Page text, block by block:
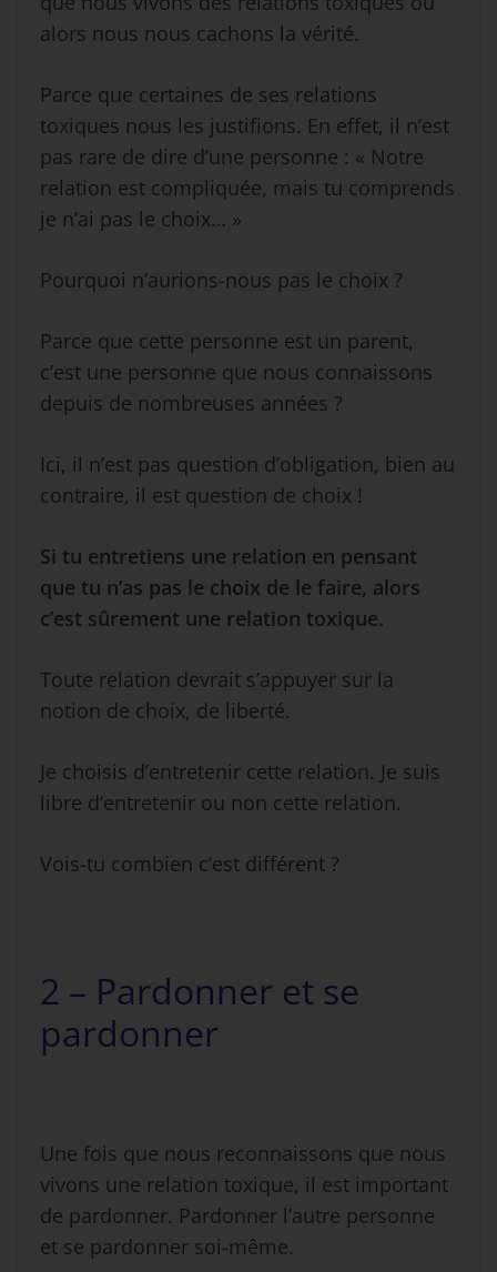
alors nous nous cachons la vérité.
Parce que certaines de ses relations
toxiques nous les justifions. En effet, il n’est
pas rare de dire d’une personne : « Notre
relation est compliquée, mais tu comprends
je n’ai pas le choix… »
Pourquoi n’aurions-nous pas le choix ?
Parce que cette personne est un parent,
c’est une personne que nous connaissons
depuis de nombreuses années ?
Ici, il n’est pas question d’obligation, bien au
contraire, il est question de choix !
Si tu entretiens une relation en pensant
que tu n’as pas le choix de le faire, alors
c’est sûrement une relation toxique.
Toute relation devrait s’appuyer sur la
notion de choix, de liberté.
Je choisis d’entretenir cette relation. Je suis
libre d’entretenir ou non cette relation.
Vois-tu combien c’est différent ?
2 – Pardonner et se
pardonner
Une fois que nous reconnaissons que nous
vivons une relation toxique, il est important
de pardonner. Pardonner l’autre personne
et se pardonner soi-même.